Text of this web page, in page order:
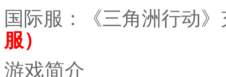
国际服：《三角洲行动
服）
游戏简介